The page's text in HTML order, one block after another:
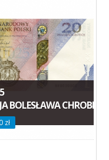
BOLESŁAWA CHROBREGO
zł